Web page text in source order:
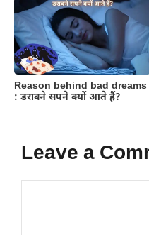
Reason behind bad dreams
: डरावने सपने क्यों आते हैं?
Leave a